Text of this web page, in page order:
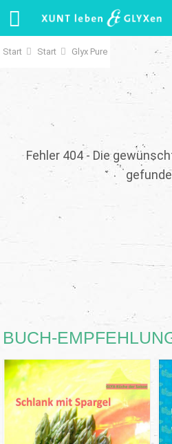
Start Start Glyx Pure
Fehler 404 - Die
BUCH-